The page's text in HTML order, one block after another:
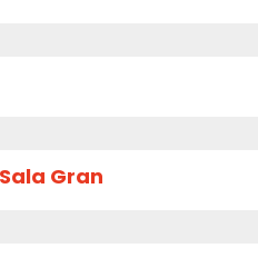
Gran